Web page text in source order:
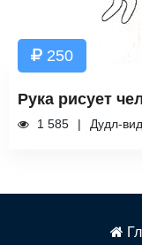
250
Рука рисует
1 585 Дудл-